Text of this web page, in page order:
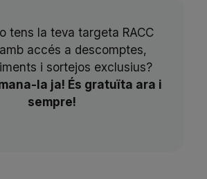
tens la teva targeta RACC
accés a descomptes,
i sortejos exclusius?
la ja! És gratuïta ara i
sempre!